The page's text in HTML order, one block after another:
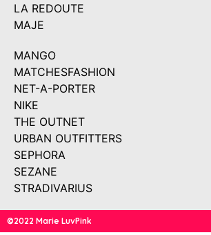
LA REDOUTE
MAJE
MANGO
MATCHESFASHION
NET-A-PORTER
NIKE
THE OUTNET
URBAN OUTFITTERS
SEPHORA
SEZANE
STRADIVARIUS
©2022 Marie LuvPink